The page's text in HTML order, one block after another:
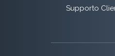
Supporto